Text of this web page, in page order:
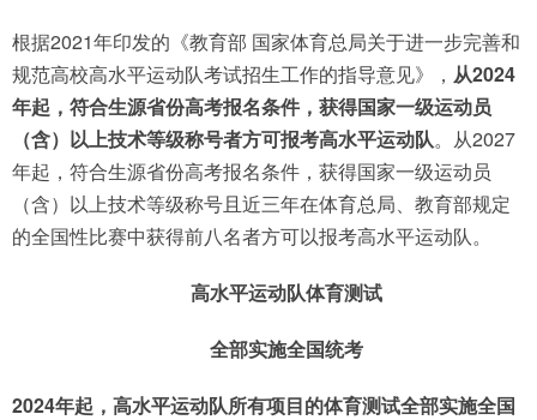
根据2021年印发的《教育部 国家体育总局关于进一步完善和
规范高校高水平运动队考试招生工作的指导意见》， 从2024
年起，符合生源省份高考报名条件，获得国家一级运动员
（含）以上技术等级称号者方可报考高水平运动队。从2027
年起，符合生源省份高考报名条件，获得国家一级运动员
（含）以上技术等级称号且近三年在体育总局、教育部规定
的全国性比赛中获得前八名者方可以报考高水平运动队。
高水平运动队体育测试
全部实施全国统考
2024年起，高水平运动队所有项目的体育测试全部实施全国